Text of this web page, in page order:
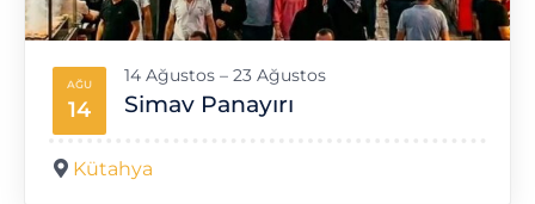
AĞU
14 Simav Panayırı
14 Ağustos – 23 Ağustos
Kütahya